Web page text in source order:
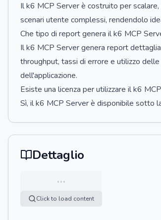
Il k6 MCP Server è costruito per
scenari utente complessi, rendendolo
Che tipo di report genera il k6 MCP
Il k6 MCP Server genera report
throughput, tassi di errore e utilizzo
dell'applicazione.
Esiste una licenza per utilizzare il k6
Sì, il k6 MCP Server è disponibile sotto
Dettaglio
…
Click to load content